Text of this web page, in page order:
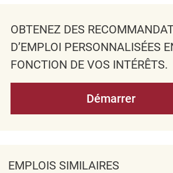
OBTENEZ DES
D’EMPLOI PERSONNALISÉES
FONCTION DE VOS INTÉRÊTS.
Démarrer
EMPLOIS SIMILAIRES